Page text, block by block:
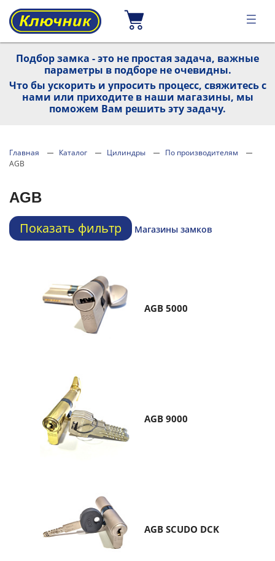
Подбор замка - это не простая задача, важные
параметры в подборе не очевидны.
Что бы ускорить и упросить процесс, свяжитесь с
нами или приходите в наши магазины, мы
поможем Вам решить эту задачу.
Главная Каталог Цилиндры
По производителям
AGB
AGB
Показать фильтр
Магазины замков
AGB 5000
AGB 9000
AGB SCUDO DCK